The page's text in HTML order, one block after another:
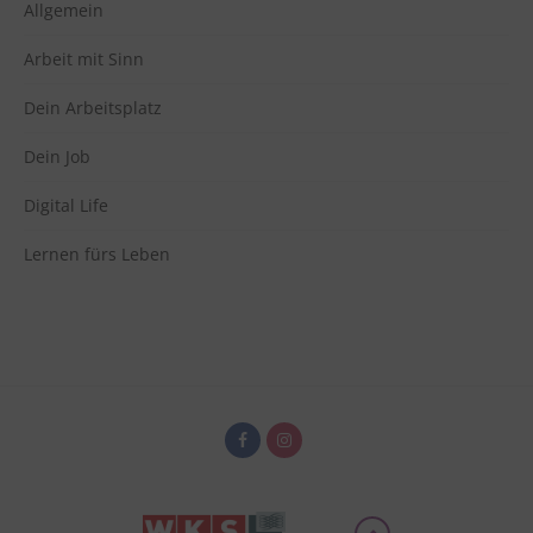
Allgemein
Arbeit mit Sinn
Dein Arbeitsplatz
Dein Job
Digital Life
Lernen fürs Leben
Einbindung zusätzlicher Informationen
Vimeo Inc., USA